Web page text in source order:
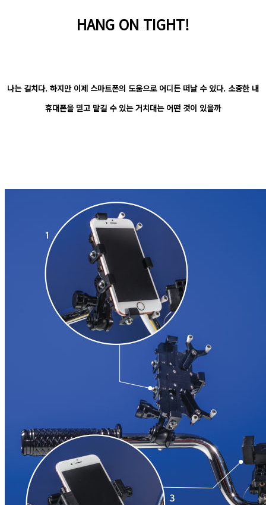
HANG ON TIGHT!
나는 길치다. 하지만 이제 스마트폰의 도움으로 어디든 떠날 수 있다. 소중한 내
휴대폰을 믿고 맡길 수 있는 거치대는 어떤 것이 있을까